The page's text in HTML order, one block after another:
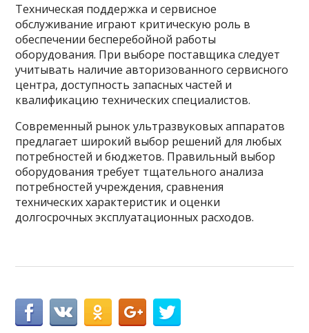
Техническая поддержка и сервисное
обслуживание играют критическую роль в
обеспечении бесперебойной работы
оборудования. При выборе поставщика следует
учитывать наличие авторизованного сервисного
центра, доступность запасных частей и
квалификацию технических специалистов.
Современный рынок ультразвуковых аппаратов
предлагает широкий выбор решений для любых
потребностей и бюджетов. Правильный выбор
оборудования требует тщательного анализа
потребностей учреждения, сравнения
технических характеристик и оценки
долгосрочных эксплуатационных расходов.